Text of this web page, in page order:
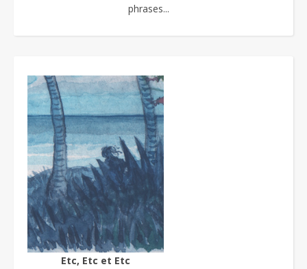
phrases...
Etc, Etc et Etc